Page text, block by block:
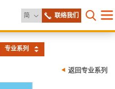
简 更改语言联络我们
打开目
专业系列
返回专业系列